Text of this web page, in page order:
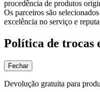
procedência de produtos
Os parceiros são
excelência no serviço e
Política de trocas
Fechar
Devolução gratuita para